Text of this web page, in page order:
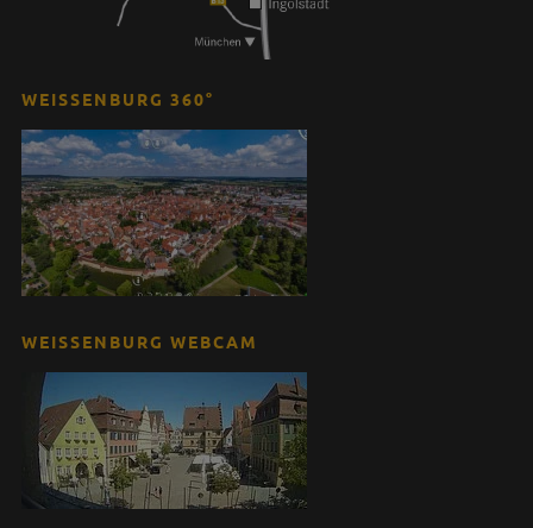
WEISSENBURG 360°
WEISSENBURG WEBCAM